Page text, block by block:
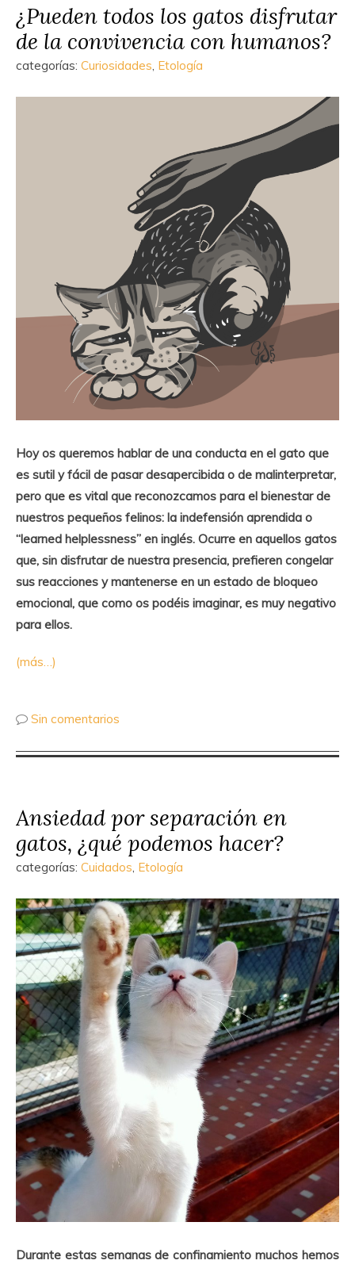
¿Pueden todos los gatos disfrutar
de la convivencia con humanos?
categorías: Curiosidades, Etología
Hoy os queremos hablar de una conducta en el gato que
es sutil y fácil de pasar desapercibida o de malinterpretar,
pero que es vital que reconozcamos para el bienestar de
nuestros pequeños felinos: la indefensión aprendida o
“learned helplessness” en inglés. Ocurre en aquellos gatos
que, sin disfrutar de nuestra presencia, prefieren congelar
sus reacciones y mantenerse en un estado de bloqueo
emocional, que como os podéis imaginar, es muy negativo
para ellos.
(más…)
Sin comentarios
Ansiedad por separación en
gatos, ¿qué podemos hacer?
categorías: Cuidados, Etología
Durante estas semanas de confinamiento muchos hemos